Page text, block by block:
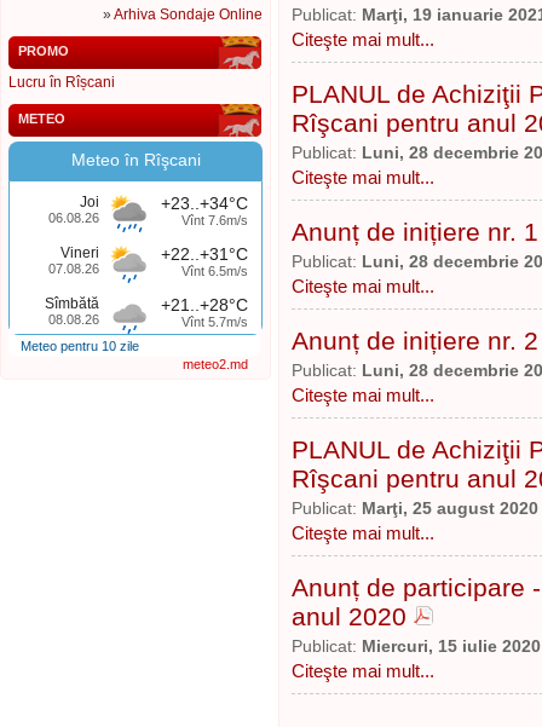
»Arhiva Sondaje Online
PROMO
Lucru în Rîșcani
METEO
Meteo în Rîşcani
Joi
06.08.26
+23..+34°C
Vînt 7.6m/s
Vineri
07.08.26
+22..+31°C
Vînt 6.5m/s
Sîmbătă
08.08.26
+21..+28°C
Vînt 5.7m/s
Meteo pentru 10 zile
meteo2.md
Publicat: Marţi, 19 ianuarie
Citeşte mai mult...
PLANUL de Achiziţii
Rîşcani pentru anul
Publicat: Luni, 28 decembrie
Citeşte mai mult...
Anunț de inițiere nr.
Publicat: Luni, 28 decembrie
Citeşte mai mult...
Anunț de inițiere nr.
Publicat: Luni, 28 decembrie
Citeşte mai mult...
PLANUL de Achiziţii
Rîşcani pentru anul
Publicat: Marţi, 25 august 2020
Citeşte mai mult...
Anunț de participare
anul 2020
Publicat: Miercuri, 15 iulie 2020
Citeşte mai mult...